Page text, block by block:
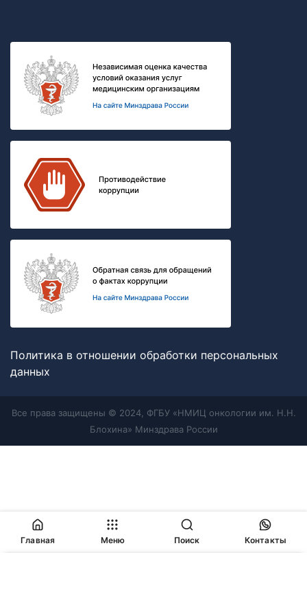
Политика в отношении обработки персональных
данных
Все права защищены © 2024, ФГБУ «НМИЦ онкологии им. Н.Н.
Блохина» Минздрава России
Главная Меню Поиск Контакты